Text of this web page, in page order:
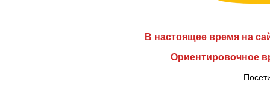
В настоящее время на
Ориентировочное